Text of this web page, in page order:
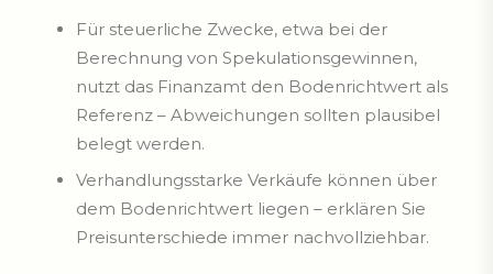
Für steuerliche Zwecke, etwa bei der
Berechnung von Spekulationsgewinnen,
nutzt das Finanzamt den Bodenrichtwert als
Referenz – Abweichungen sollten plausibel
belegt werden.
Verhandlungsstarke Verkäufe können über
dem Bodenrichtwert liegen – erklären Sie
Preisunterschiede immer nachvollziehbar.